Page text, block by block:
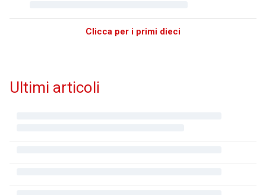
Clicca per i primi dieci
Ultimi articoli